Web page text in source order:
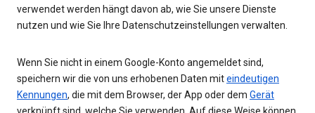
verwendet werden hängt davon ab, wie Sie unsere Dienste
nutzen und wie Sie Ihre Datenschutzeinstellungen verwalten.
Wenn Sie nicht in einem Google-Konto angemeldet sind,
speichern wir die von uns erhobenen Daten miteindeutigen
Kennungen, die mit dem Browser, der App oder dem Gerät